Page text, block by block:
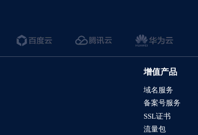
增值产品
域名服务
备案号服务
SSL证书
流量包